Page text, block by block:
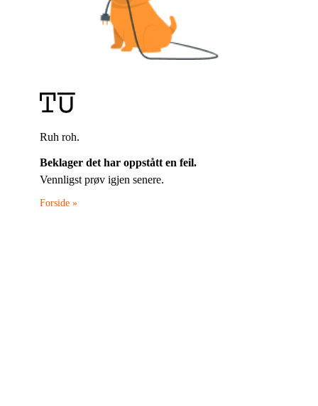
Ruh roh.
Beklager det har oppstått en feil.
Vennligst prøv igjen senere.
Forside »